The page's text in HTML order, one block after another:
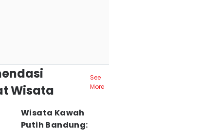
Wisata
See
More
Wisata Kawah
Putih Bandung: